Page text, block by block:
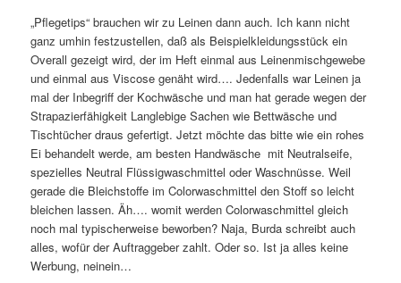
„Pflegetips“ brauchen wir zu Leinen dann auch. Ich kann nicht
ganz umhin festzustellen, daß als Beispielkleidungsstück ein
Overall gezeigt wird, der im Heft einmal aus Leinenmischgewebe
und einmal aus Viscose genäht wird…. Jedenfalls war Leinen ja
mal der Inbegriff der Kochwäsche und man hat gerade wegen der
Strapazierfähigkeit Langlebige Sachen wie Bettwäsche und
Tischtücher draus gefertigt. Jetzt möchte das bitte wie ein rohes
Ei behandelt werde, am besten Handwäsche mit Neutralseife,
spezielles Neutral Flüssigwaschmittel oder Waschnüsse. Weil
gerade die Bleichstoffe im Colorwaschmittel den Stoff so leicht
bleichen lassen. Äh…. womit werden Colorwaschmittel gleich
noch mal typischerweise beworben? Naja, Burda schreibt auch
alles, wofür der Auftraggeber zahlt. Oder so. Ist ja alles keine
Werbung, neinein…